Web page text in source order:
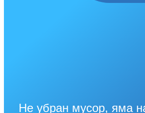
Не убран мусор, яма